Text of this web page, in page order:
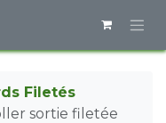
Filetés
sortie filetée